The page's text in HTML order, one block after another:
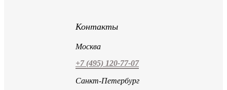
Контакты
Москва
+7 (495) 120-77-07
Санкт-Петербург